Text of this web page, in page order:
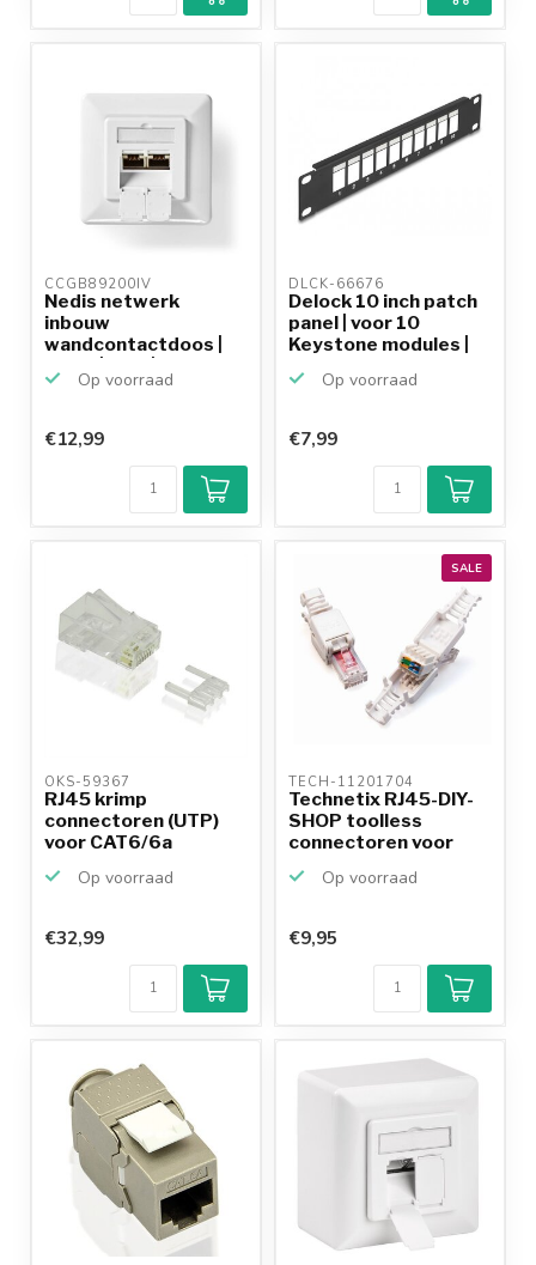
CCGB89200IV
Nedis netwerk
inbouw
wandcontactdoos |
CAT6 | STP | 2x RJ...
Op voorraad
€12,99
DLCK-66676
Delock 10 inch patch
panel | voor 10
Keystone modules |
Op voorraad
€7,99
OKS-59367
RJ45 krimp
connectoren (UTP)
voor CAT6/6a
Op voorraad
€32,99
SALE
TECH-11201704
Technetix RJ45-DIY-
SHOP toolless
connectoren voor
Op voorraad
€9,95